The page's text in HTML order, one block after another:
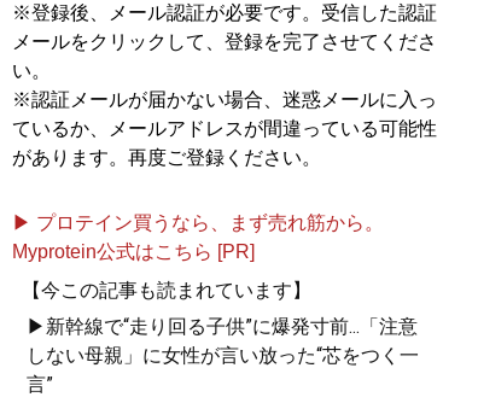
※登録後、メール認証が必要です。受信した認証
メールをクリックして、登録を完了させてくださ
い。
※認証メールが届かない場合、迷惑メールに入っ
ているか、メールアドレスが間違っている可能性
があります。再度ご登録ください。
▶ プロテイン買うなら、まず売れ筋から。
Myprotein公式はこちら [PR]
【今この記事も読まれています】
▶新幹線で“走り回る子供”に爆発寸前...「注意
しない母親」に女性が言い放った“芯をつく一
言”